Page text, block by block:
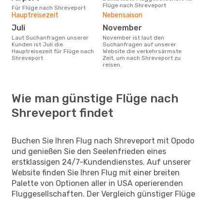
Für Flüge nach Shreveport
Flüge nach Shreveport
Hauptreisezeit
Juli
Laut Suchanfragen unserer
Kunden ist Juli die
Hauptreisezeit für Flüge nach
Shreveport
Nebensaison
November
November ist laut den
Suchanfragen auf unserer
Website die verkehrsärmste
Zeit, um nach Shreveport zu
reisen.
Wie man günstige Flüge nach
Shreveport findet
Buchen Sie Ihren Flug nach Shreveport mit Opodo
und genießen Sie den Seelenfrieden eines
erstklassigen 24/7-Kundendienstes. Auf unserer
Website finden Sie Ihren Flug mit einer breiten
Palette von Optionen aller in USA operierenden
Fluggesellschaften. Der Vergleich günstiger Flüge